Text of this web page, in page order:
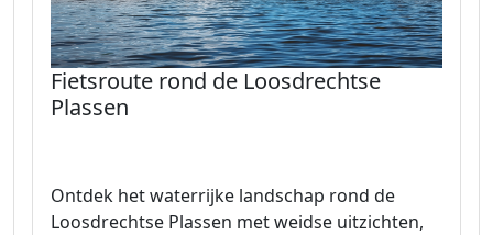
Fietsroute rond de Loosdrechtse
Plassen
Ontdek het waterrijke landschap rond de
Loosdrechtse Plassen met weidse uitzichten,